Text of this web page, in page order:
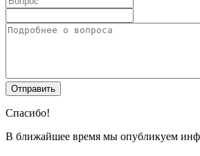
Спасибо!
В ближайшее время мы опубликуем